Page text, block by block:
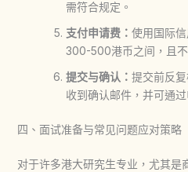
需符合规定。
支付申请费： 使用国际
300-500港币之间，且不
提交与确认： 提交前反
收到确认邮件，并可通
四、面试准备与常见问题应对策略
对于许多港大研究生专业，尤其是